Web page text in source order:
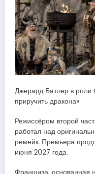
Джерард Батлер в роли
приручить дракона»
Режиссёром второй
работал над
ремейк. Премьера
июня 2027 года.